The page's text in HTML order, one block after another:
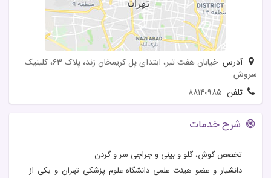
آدرس:
خیابان هفت تیر، ابتدای پل کریمخان زند، پلاک ۶۳، کلینیک
سروش
تلفن: ۸۸۱۴۰۹۸۵
شرح خدمات
تخصص گوش، گلو و بینی و جراجی سر و گردن
دانشیار و عضو هیئت علمی دانشگاه علوم پزشکی تهران و یکی از